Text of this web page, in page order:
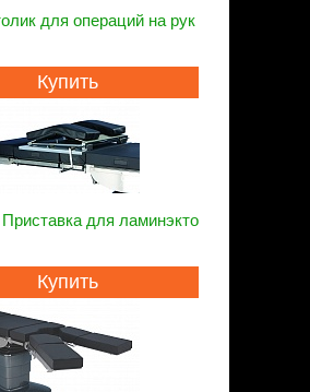
для операций на рук
Купить
для ламинэкто
Купить